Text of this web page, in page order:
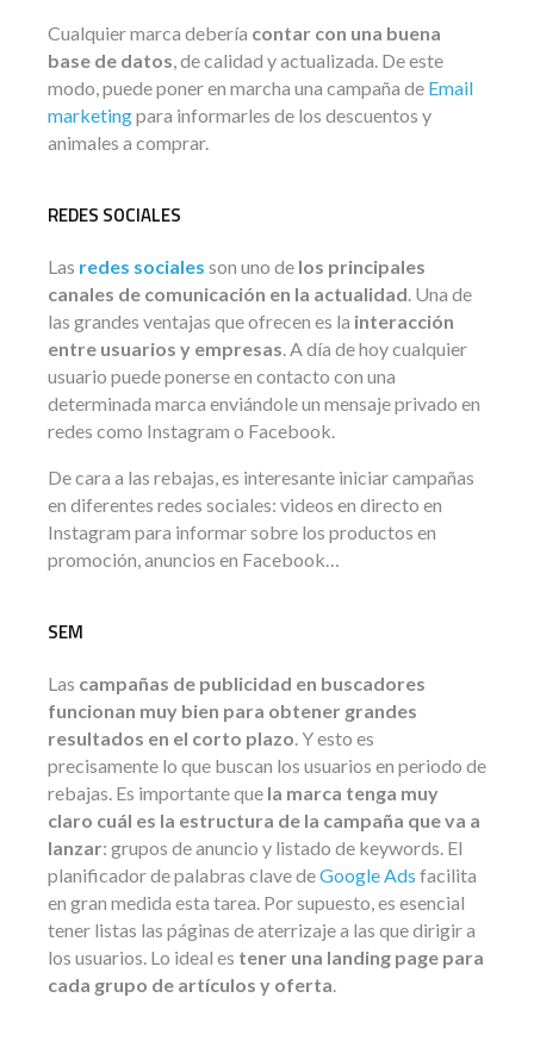
Cualquier marca debería contar con una buena
base de datos, de calidad y actualizada. De este
modo, puede poner en marcha una campaña de Email
marketingpara informarles de los descuentos y
animales a comprar.
REDES SOCIALES
Las redes sociales son uno de los principales
canales de comunicación en la actualidad. Una de
las grandes ventajas que ofrecen es la interacción
entre usuarios y empresas. A día de hoy cualquier
usuario puede ponerse en contacto con una
determinada marca enviándole un mensaje privado en
redes como Instagram o Facebook.
De cara a las rebajas, es interesante iniciar campañas
en diferentes redes sociales: videos en directo en
Instagram para informar sobre los productos en
promoción, anuncios en Facebook…
SEM
Las campañas de publicidad en buscadores
funcionan muy bien para obtener grandes
resultados en el corto plazo. Y esto es
precisamente lo que buscan los usuarios en periodo de
rebajas. Es importante que la marca tenga muy
claro cuál es la estructura de la campaña que va a
lanzar: grupos de anuncio y listado de keywords. El
planificador de palabras clave deGoogle Ads facilita
en gran medida esta tarea. Por supuesto, es esencial
tener listas las páginas de aterrizaje a las que dirigir a
los usuarios. Lo ideal es tener una landing page para
cada grupo de artículos y oferta.